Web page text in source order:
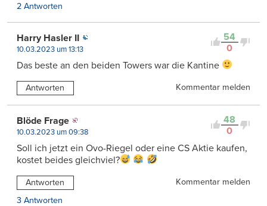
2 Antworten
54
0
Harry Hasler II
10.03.2023 um 13:13
Das beste an den beiden Towers war die Kantine
Antworten Kommentar melden
48
0
Blöde Frage
10.03.2023 um 09:38
Soll ich jetzt ein Ovo-Riegel oder eine CS Aktie kaufen,
kostet beides gleichviel?
Antworten
Kommentar melden
3 Antworten